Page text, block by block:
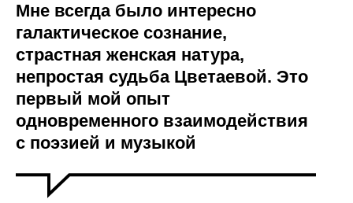
Мне всегда было интересно
галактическое сознание,
страстная женская натура,
непростая судьба Цветаевой. Это
первый мой опыт
одновременного взаимодействия
с поэзией и музыкой